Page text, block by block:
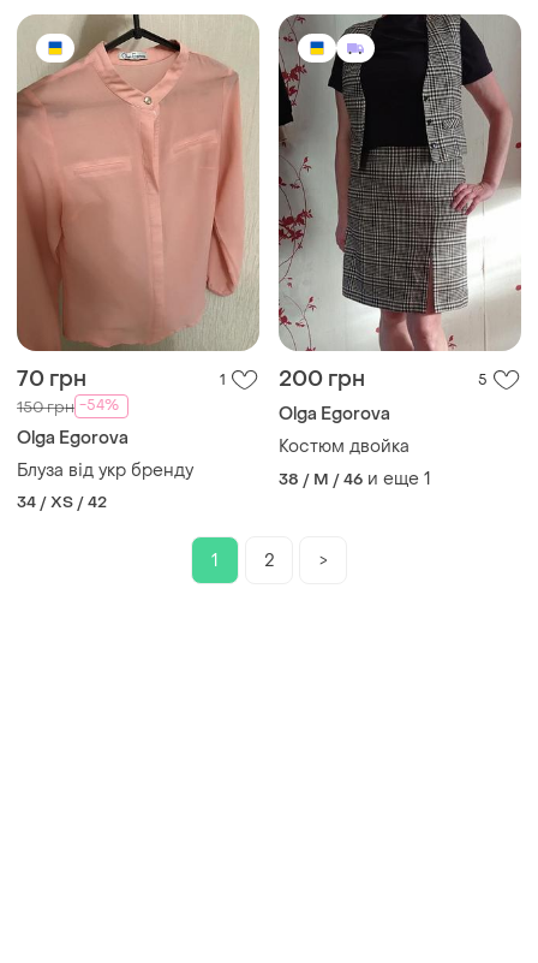
70 грн 1
150 грн -54%
Olga Egorova
Блуза від укр бренду
34 / XS / 42
200 грн 5
Olga Egorova
Костюм двойка
38 / M / 46 и еще 1
1 2 >